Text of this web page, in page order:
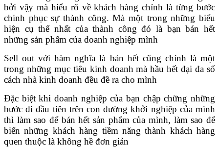
bởi vậy mà hiểu rõ về khách hàng chính là từng bước
chinh phục sự thành công. Mà một trong những biểu
hiện cụ thể nhất của thành công đó là bạn bán hết
những sản phẩm của doanh nghiệp mình
Sell out với hàm nghĩa là bán hết cũng chính là một
trong những mục tiêu kinh doanh mà hầu hết đại đa số
cách nhà kinh doanh đều đề ra cho mình
Đặc biệt khi doanh nghiệp của bạn chập chững những
bước đi đầu tiên trên con đường khởi nghiệp của mình
thì làm sao để bán hết sản phẩm của mình, làm sao để
biến những khách hàng tiềm năng thành khách hàng
quen thuộc là không hề đơn giản